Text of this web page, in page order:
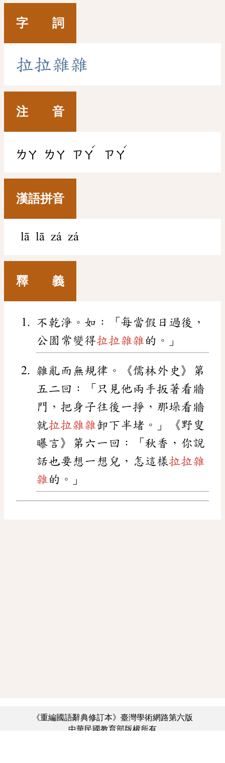
字 詞
拉拉雜雜
注 音
ㄌㄚ ㄌㄚ ㄗㄚ
ˊ
ㄗㄚ
ˊ
漢語拼音
lā lā zá zá
釋 義
不乾淨。如：「每當假日過後，
公園常變得拉拉雜雜 的。」
雜亂而無規律。《儒林外史》第
五二回：「只見他兩手扳著看牆
門，把身子往後一掙，那垛看牆
就拉拉雜雜卸下半堵。」《野叟
曝言》第六一回：「秋香，你說
話也要想一想兒，怎這樣拉拉雜
雜 的。」
《重編國語辭典修訂本》臺灣學術網路第六版
中華民國教育部版權所有